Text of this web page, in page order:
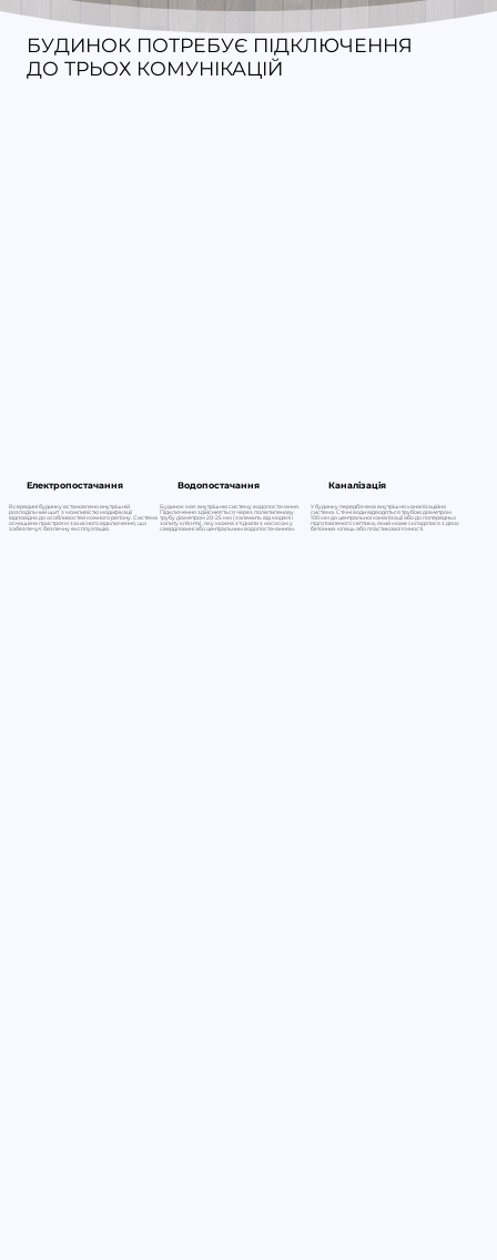
БУДИНОК ПОТРЕБУЄ ПІДКЛЮЧЕННЯ
ДО ТРЬОХ КОМУНІКАЦІЙ
Електропостачання
Всередині будинку встановлено внутрішній
розподільчий щит з можливістю модифікації
відповідно до особливостей кожного регіону. Система
оснащена пристроєм захисного відключення, що
забезпечує безпечну експлуатацію.
Водопостачання
Будинок має внутрішню систему водопостачання.
Підключення здійснюється через поліетиленову
трубу діаметром 20-25 мм (залежить від моделі і
запиту клієнта), яку можна з'єднати з насосом у
свердловині або центральним водопостачанням.
Каналізація
У будинку передбачена внутрішня каналізаційна
система. Стічні води відводяться трубою діаметром
100 мм до центральної каналізації або до попередньо
підготовленого септика, який може складатися з двох
бетонних кілець або пластикової ємності.